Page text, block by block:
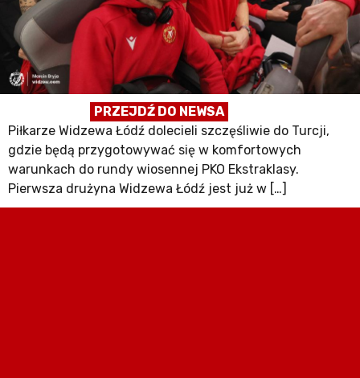
PRZEJDŹ DO NEWSA
Piłkarze Widzewa Łódź dolecieli szczęśliwie do Turcji,
gdzie będą przygotowywać się w komfortowych
warunkach do rundy wiosennej PKO Ekstraklasy.
Pierwsza drużyna Widzewa Łódź jest już w […]